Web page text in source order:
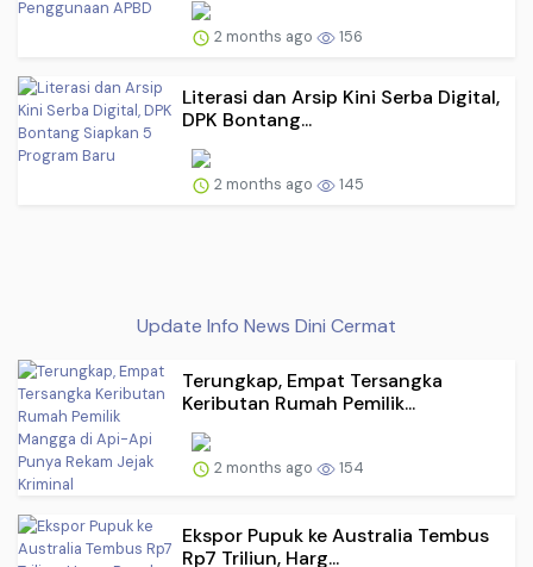
2 months ago 156
Literasi dan Arsip Kini Serba Digital,
DPK Bontang...
2 months ago 145
Update Info News Dini Cermat
Terungkap, Empat Tersangka
Keributan Rumah Pemilik...
2 months ago 154
Ekspor Pupuk ke Australia Tembus
Rp7 Triliun, Harg...